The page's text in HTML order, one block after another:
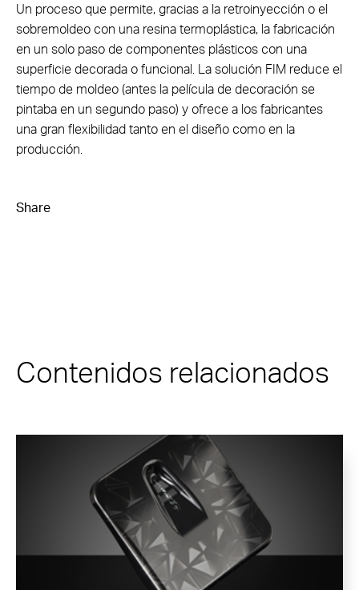
Un proceso que permite, gracias a la retroinyección o el
sobremoldeo con una resina termoplástica, la fabricación
en un solo paso de componentes plásticos con una
superficie decorada o funcional. La solución FIM reduce el
tiempo de moldeo (antes la película de decoración se
pintaba en un segundo paso) y ofrece a los fabricantes
una gran flexibilidad tanto en el diseño como en la
producción.
Share
Contenidos relacionados